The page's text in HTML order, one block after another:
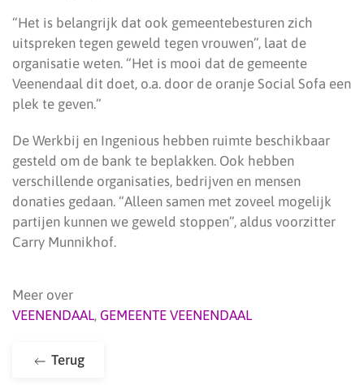
“Het is belangrijk dat ook gemeentebesturen zich
uitspreken tegen geweld tegen vrouwen”, laat de
organisatie weten. “Het is mooi dat de gemeente
Veenendaal dit doet, o.a. door de oranje Social Sofa een
plek te geven.”
De Werkbij en Ingenious hebben ruimte beschikbaar
gesteld om de bank te beplakken. Ook hebben
verschillende organisaties, bedrijven en mensen
donaties gedaan. “Alleen samen met zoveel mogelijk
partijen kunnen we geweld stoppen”, aldus voorzitter
Carry Munnikhof.
Meer over
VEENENDAAL, GEMEENTE VEENENDAAL
Terug